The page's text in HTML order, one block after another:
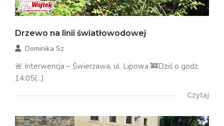
Drzewo na linii światłowodowej
Dominika Sz
🚨 Interwencja – Świerzawa, ul. Lipowa 🚒Dziś o godz.
14:05(...)
Czytaj